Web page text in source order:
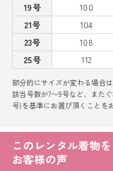
19号
100
21号
104
23号
108
25号
112
部分的にサイズが変わる場合
該当号数が7〜9号など、また
号)を基準にお選び頂くことを
このレンタル着物
お客様の声